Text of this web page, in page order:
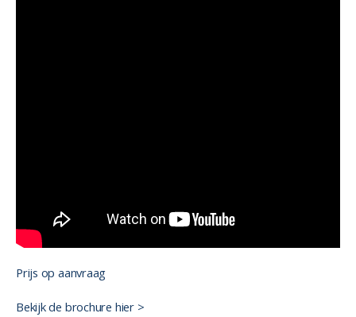
Prijs op aanvraag
Bekijk de brochure hier >